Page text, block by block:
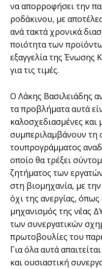
να απορροφήσει την
ροδάκινου, με
ανά τακτά χρονικά
ποιότητα των
εξαγγελία της Ένωσης
για τις τιμές.
Ο Λάκης Βασιλειάδης
τα προβλήματα αυτά
καλοσχεδιασμένες
συμπεριλαμβάνουν τη
τουπρογράμματος
οποίο θα τρέξει
ζητήματος των
στη βιομηχανία, με
όχι της ανεργίας,
μηχανισμός της νέας
των συνεργατικών
πρωτοβουλίες του
Για όλα αυτά
και ουσιαστική